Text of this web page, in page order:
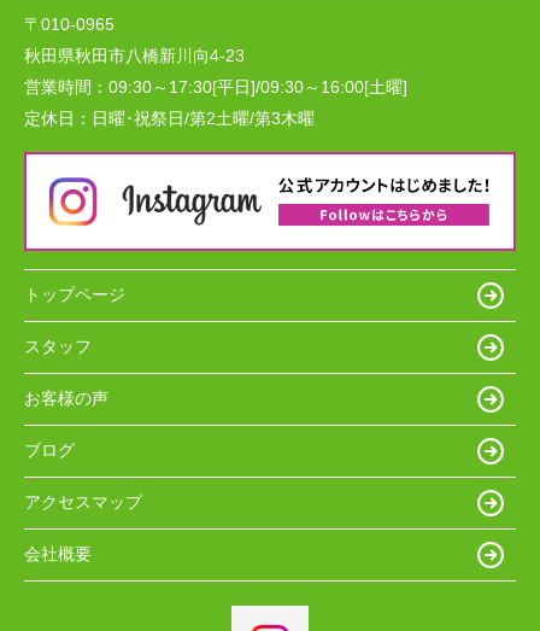
〒010-0965
秋田県秋田市八橋新川向4-23
営業時間： 09:30～17:30[平日]/09:30～16:00[土曜]
定休日： 日曜･祝祭日/第2土曜/第3木曜
トップページ
スタッフ
お客様の声
ブログ
アクセスマップ
会社概要